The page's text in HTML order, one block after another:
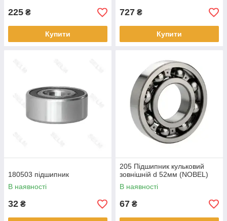
225 ₴
Купити
727 ₴
Купити
180503 підшипник
В наявності
32 ₴
205 Підшипник кульковий
зовнішній d 52мм (NOBEL)
В наявності
67 ₴